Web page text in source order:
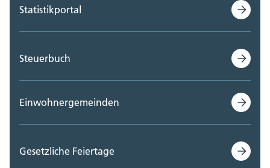
Statistikportal
Steuerbuch
Einwohnergemeinden
Gesetzliche Feiertage